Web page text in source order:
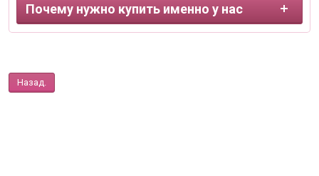
Почему нужно купить именно у нас
Назад.